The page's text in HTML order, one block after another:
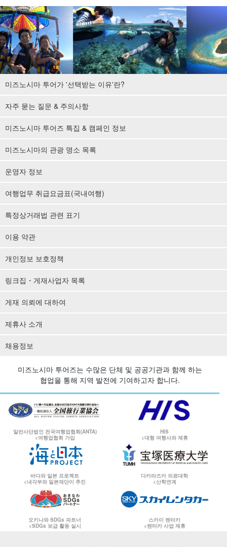
미즈노시마 투어가 '선택받는 이유'란?
자주 묻는 질문 & 주의사항
미즈노시마 투어즈 특집 & 캠페인 정보
미즈노시마의 관광 명소 목록
운영자 정보
여행업무 취급요금표(국내여행)
특정상거래법 관련 표기
이용 약관
개인정보 보호정책
링크집・게재사업자 목록
게재 의뢰에 대하여
제휴사 소개
채용정보
미즈노시마 투어즈는 수많은 단체 및 공공기관과 함께 하는
협업을 통해 지역 발전에 기여하고자 합니다.
일반사단법인 전국여행업협회(ANTA)
<여행업협회 가입
HIS
<대형 여행사와 제휴
바다와 일본 프로젝트
<내각부와 일본재단이 추진
다카라즈카 의료대학
<산학연계
오키나와 SDGs 파트너
<SDGs 보급 활동 실시
스카이 렌터카
<렌터카 사업 제휴